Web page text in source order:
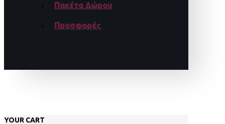
Πακέτα Δώρου
Προσφορές
YOUR CART